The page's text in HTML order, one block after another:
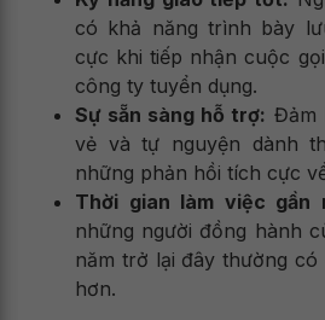
có khả năng trình bày
cực khi tiếp nhận cuộc
công ty tuyển dụng.
Sự sẵn sàng hỗ trợ: Đảm
vẻ và tự nguyện dành
những phản hồi tích cực
Thời gian làm việc gần
những người đồng hành
năm trở lại đây thường
hơn.